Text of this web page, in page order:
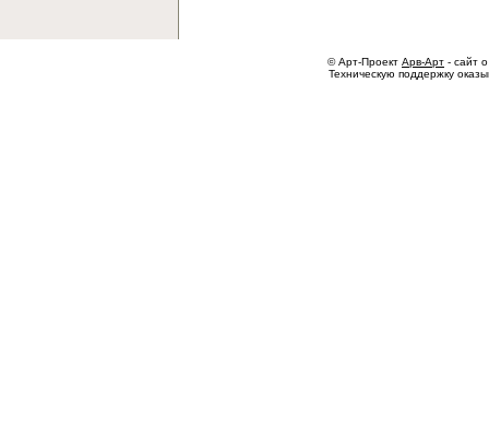
© Арт-Проект Арв-Арт - сайт
Техническую поддержку